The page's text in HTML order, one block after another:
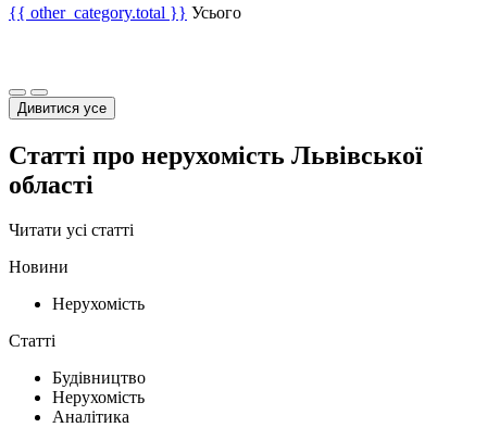
{{ other_category.total }} Усього
Дивитися усе
Статті про нерухомість Львівської
області
Читати усі статті
Новини
Нерухомість
Статті
Будівництво
Нерухомість
Аналітика